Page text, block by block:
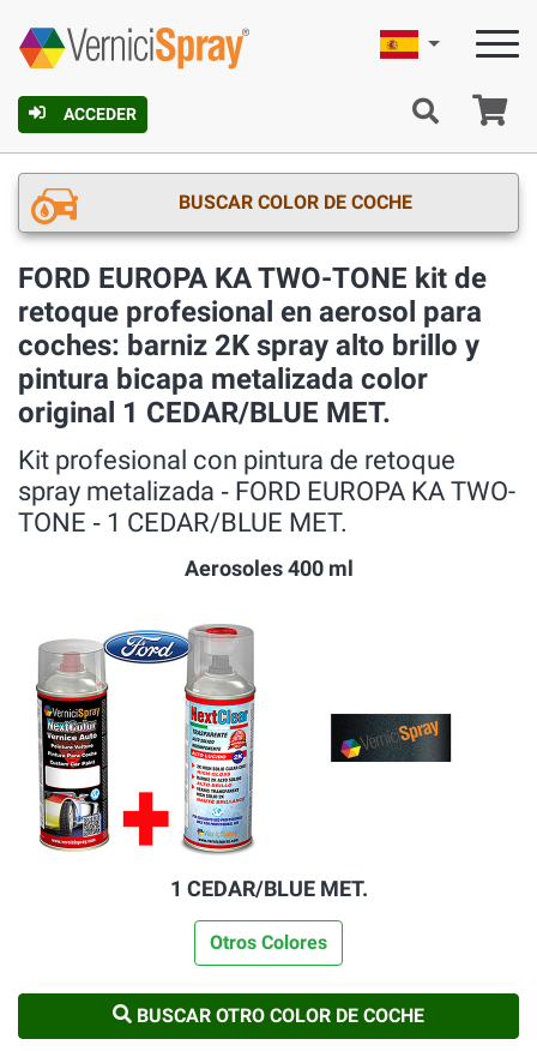
ACCEDER
Español
BUSCAR COLOR DE COCHE
FORD EUROPA KA TWO-TONE kit de
retoque profesional en aerosol para
coches: barniz 2K spray alto brillo y
pintura bicapa metalizada color
original 1 CEDAR/BLUE MET.
Kit profesional con pintura de retoque
spray metalizada ‐ FORD EUROPA KA TWO-
TONE ‐ 1 CEDAR/BLUE MET.
Aerosoles 400 ml
1 CEDAR/BLUE MET.
Otros Colores
BUSCAR OTRO COLOR DE COCHE